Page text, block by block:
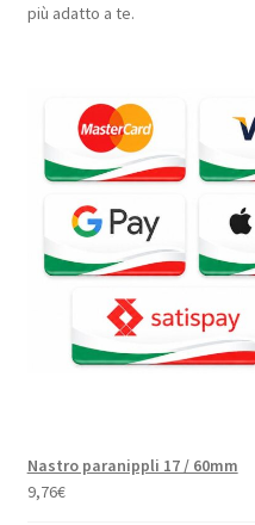
più adatto a te.
Nastro paranippli 17 / 60mm
9,76€